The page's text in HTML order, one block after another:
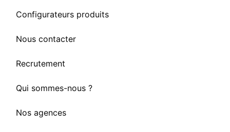
Configurateurs produits
Nous contacter
Recrutement
Qui sommes-nous ?
Nos agences